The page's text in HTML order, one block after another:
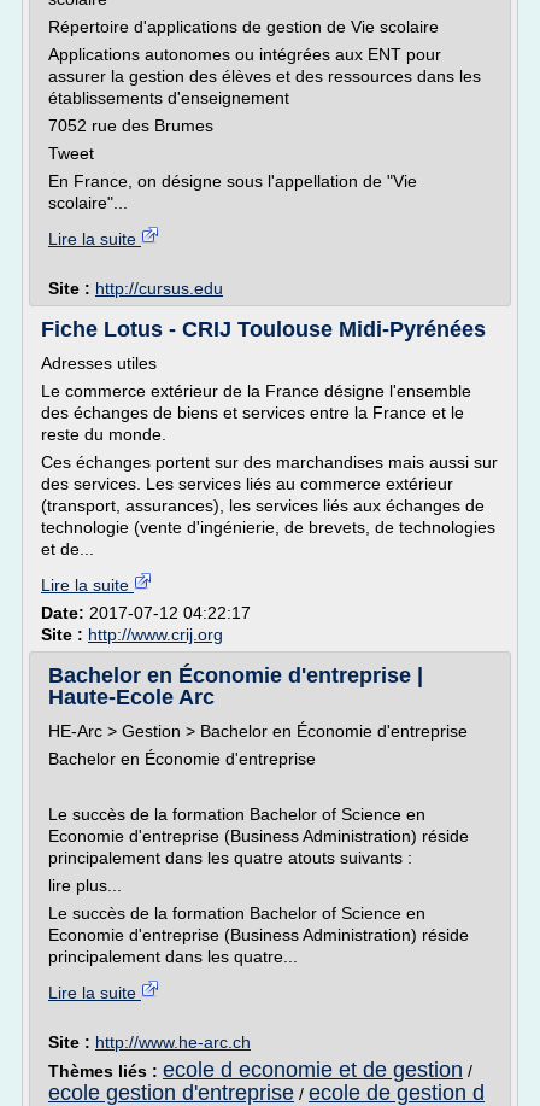
Répertoire d'applications de gestion de Vie scolaire
Applications autonomes ou intégrées aux ENT pour
assurer la gestion des élèves et des ressources dans les
établissements d'enseignement
7052 rue des Brumes
Tweet
En France, on désigne sous l'appellation de "Vie
scolaire"...
Lire la suite
Site : http://cursus.edu
Fiche Lotus - CRIJ Toulouse Midi-Pyrénées
Adresses utiles
Le commerce extérieur de la France désigne l'ensemble
des échanges de biens et services entre la France et le
reste du monde.
Ces échanges portent sur des marchandises mais aussi sur
des services. Les services liés au commerce extérieur
(transport, assurances), les services liés aux échanges de
technologie (vente d'ingénierie, de brevets, de technologies
et de...
Lire la suite
Date: 2017-07-12 04:22:17
Site : http://www.crij.org
Bachelor en Économie d'entreprise |
Haute-Ecole Arc
HE-Arc > Gestion > Bachelor en Économie d'entreprise
Bachelor en Économie d'entreprise
Le succès de la formation Bachelor of Science en
Economie d'entreprise (Business Administration) réside
principalement dans les quatre atouts suivants :
lire plus...
Le succès de la formation Bachelor of Science en
Economie d'entreprise (Business Administration) réside
principalement dans les quatre...
Lire la suite
Site : http://www.he-arc.ch
Thèmes liés : ecole d economie et de gestion /
ecole gestion d'entreprise / ecole de gestion d